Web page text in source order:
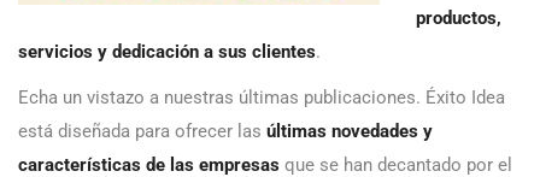
productos,
servicios y dedicación a sus clientes.
Echa un vistazo a nuestras últimas publicaciones. Éxito Idea
está diseñada para ofrecer las últimas novedades y
características de las empresas que se han decantado por el